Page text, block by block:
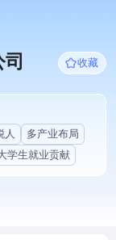
收藏
人
多产业布局
学生就业贡献